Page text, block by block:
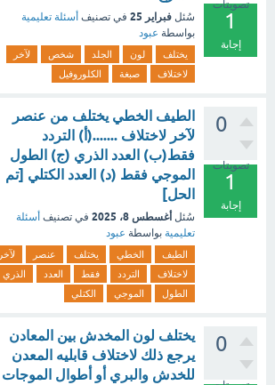
تصويتات
1
إجابة
سُئل فبراير 25 في تصنيف أسئلة تعليمية
بواسطة عبود
يختلف لون الجلد شخص
لآخر
لاختلاف
صبغة الكلوروفيل
0
تصويتات
1
إجابة
الطيف الخطي يختلف من عنصر
لآخر لاختلاف .......(أ) التردد
فقط(ب) العدد الذري (ج) الطول
الموجي فقط (د) العدد الكتلي [تم
الحل]
سُئل أغسطس 8، 2025 في تصنيف أسئلة
تعليمية بواسطة عبود
الطيف الخطي يختلف عنصر
لآخر
لاختلاف
التردد فقط العدد
الذري
الطول
الموجي الكتلي
0
يختلف لون المخدش بين المعادن
يرجع ذلك لاختلاف قابليه المعدن
للخدش والبري أو أطوال الموجات